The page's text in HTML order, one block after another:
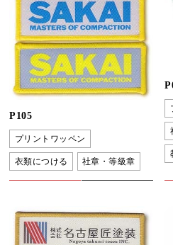
P105
プリントワッペン
衣類につける 社章・等級章